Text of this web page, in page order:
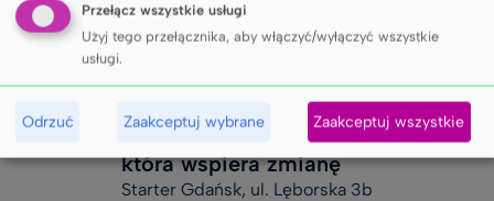
DODAJ DO KALENDARZA
Warsztaty dla Pracowników
Ochrony Zdrowia – Komunikacja,
która wspiera zmianę
Starter Gdańsk, ul. Lęborska 3b
Przełącz wszystkie usługi
Użyj tego przełącznika, aby włączyć/wyłączyć wszystkie
usługi.
Odrzuć Zaakceptuj wybrane Zaakceptuj wszystkie